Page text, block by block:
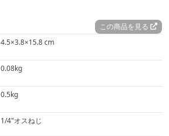
この商品を見る
4.5×3.8×15.8 cm
0.08kg
0.5kg
1/4"オスねじ